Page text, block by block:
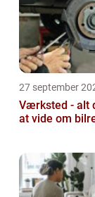
27 september
Værksted - alt
at vide om